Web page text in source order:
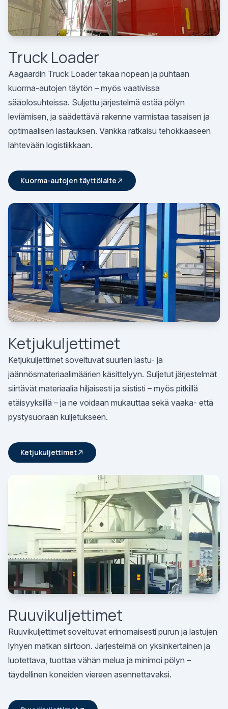
Truck Loader
Aagaardin Truck Loader takaa nopean ja puhtaan
kuorma-autojen täytön – myös vaativissa
sääolosuhteissa. Suljettu järjestelmä estää pölyn
leviämisen, ja säädettävä rakenne varmistaa tasaisen ja
optimaalisen lastauksen. Vankka ratkaisu tehokkaaseen
lähtevään logistiikkaan.
Kuorma-autojen täyttölaite
Ketjukuljettimet
Ketjukuljettimet soveltuvat suurien lastu- ja
jäännösmateriaalimäärien käsittelyyn. Suljetut järjestelmät
siirtävät materiaalia hiljaisesti ja siististi – myös pitkillä
etäisyyksillä – ja ne voidaan mukauttaa sekä vaaka- että
pystysuoraan kuljetukseen.
Ketjukuljettimet
Ruuvikuljettimet
Ruuvikuljettimet soveltuvat erinomaisesti purun ja lastujen
lyhyen matkan siirtoon. Järjestelmä on yksinkertainen ja
luotettava, tuottaa vähän melua ja minimoi pölyn –
täydellinen koneiden viereen asennettavaksi.